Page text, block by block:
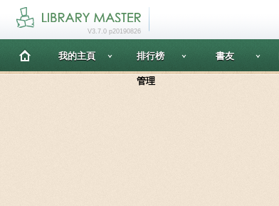
V3.7.0 p20190826
我的主頁 排行榜 書友
管理